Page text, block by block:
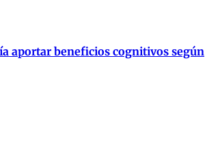
aportar beneficios cognitivos según